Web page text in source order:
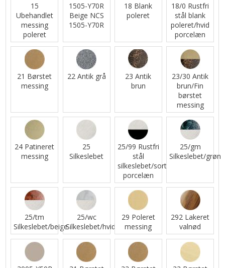
15
Ubehandlet
messing
poleret
1505-Y70R
Beige NCS
1505-Y70R
18 Blank
poleret
18/0 Rustfri
stål blank
poleret/hvid
porcelæn
21 Børstet
messing
22 Antik grå
23 Antik
brun
23/30 Antik
brun/Fin
børstet
messing
24 Patineret
messing
25
Silkeslebet
25/99 Rustfri
stål
silkeslebet/sort
porcelæn
25/gm
Silkeslebet/grøn
25/tm
Silkeslebet/beige
25/wc
Silkeslebet/hvid
29 Poleret
messing
292 Lakeret
valnød